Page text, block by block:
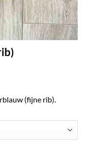
(fijne rib).